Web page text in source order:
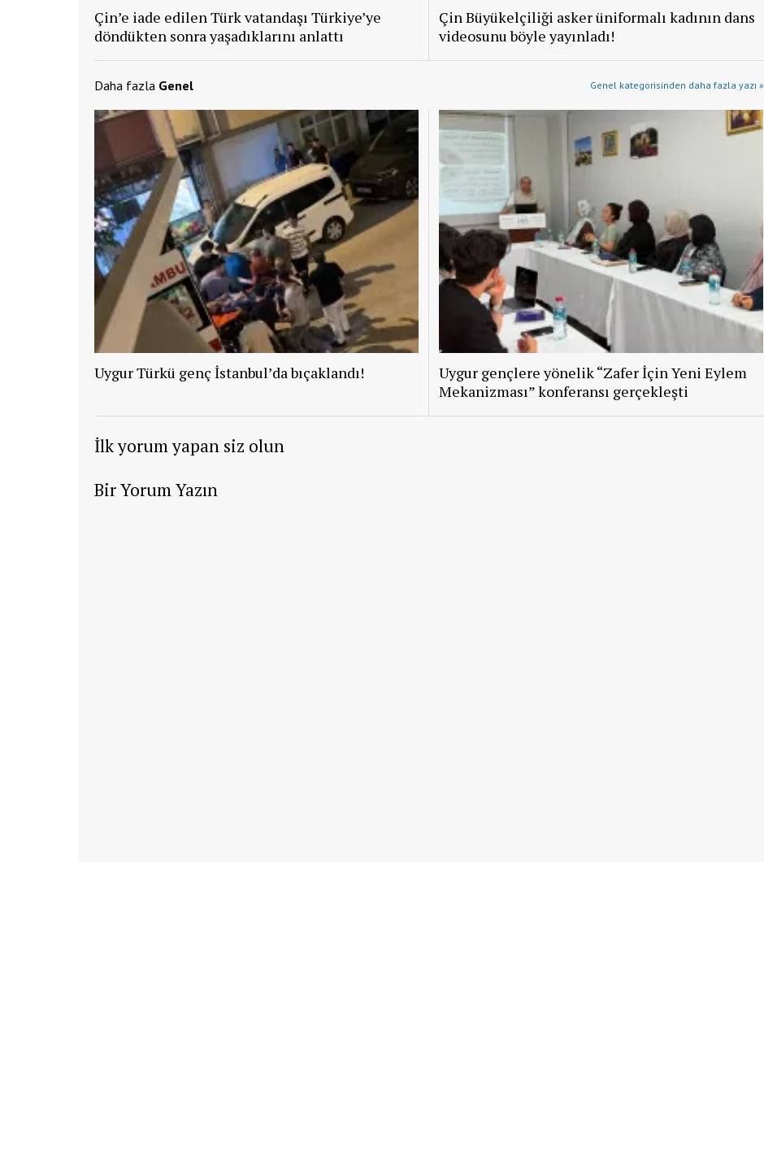
Çin’e iade edilen Türk vatandaşı Türkiye’ye
döndükten sonra yaşadıklarını anlattı
Çin Büyükelçiliği asker üniformalı kadının dans
videosunu böyle yayınladı!
Daha fazla Genel Genel kategorisinden daha fazla yazı »
Uygur Türkü genç İstanbul’da bıçaklandı!
Uygur gençlere yönelik “Zafer İçin Yeni Eylem
Mekanizması” konferansı gerçekleşti
İlk yorum yapan siz olun
Bir Yorum Yazın